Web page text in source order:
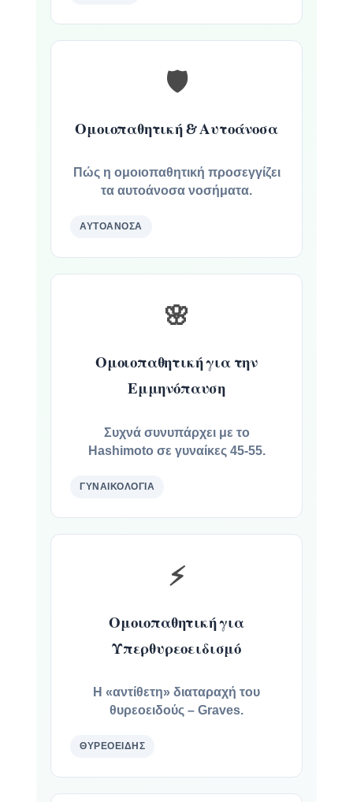
🛡️
Ομοιοπαθητική & Αυτοάνοσα
Πώς η ομοιοπαθητική προσεγγίζει
τα αυτοάνοσα νοσήματα.
ΑΥΤΟΆΝΟΣΑ
🌸
Ομοιοπαθητική για την
Εμμηνόπαυση
Συχνά συνυπάρχει με το
Hashimoto σε γυναίκες 45-55.
ΓΥΝΑΙΚΟΛΟΓΊΑ
⚡
Ομοιοπαθητική για
Υπερθυρεοειδισμό
Η «αντίθετη» διαταραχή του
θυρεοειδούς – Graves.
ΘΥΡΕΟΕΙΔΉΣ